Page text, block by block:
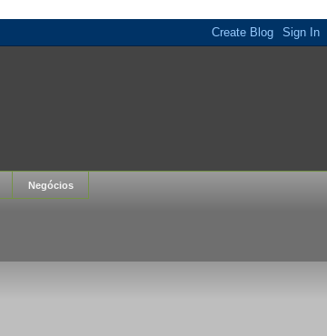
Negócios